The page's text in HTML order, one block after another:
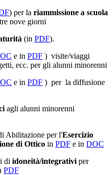
) per la riammissione a scuola
nove giorni
(in PDF).
e in PDF ) visite/viaggi
ecc. per gli alunni minorenni
e in PDF ) per la diffusione
agli alunni minorenni
Abilitazione per l'Esercizio
di Ottico in PDF e in DOC
di idoneità/integrativi per
PDF